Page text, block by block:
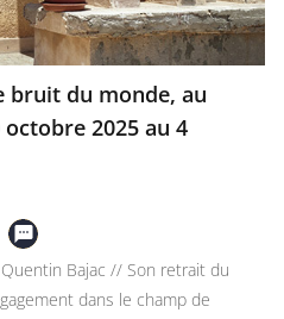
bruit du monde, au
octobre 2025 au 4
Bajac // Son retrait du
dans le champ de